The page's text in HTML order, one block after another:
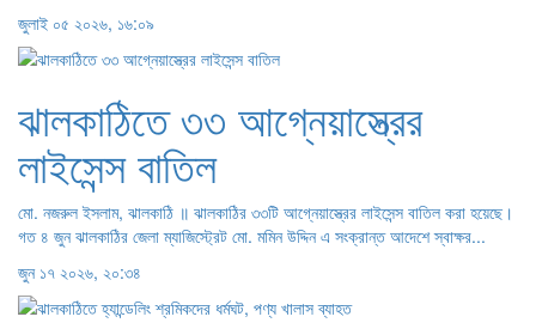
জুলাই ০৫ ২০২৬, ১৬:০৯
ঝালকাঠিতে ৩৩ আগ্নেয়াস্ত্রের
লাইসেন্স বাতিল
মো. নজরুল ইসলাম, ঝালকাঠি ॥ ঝালকাঠির ৩৩টি আগ্নেয়াস্ত্রের লাইসেন্স বাতিল করা হয়েছে।
গত ৪ জুন ঝালকাঠির জেলা ম্যাজিস্ট্রেট মো. মমিন উদ্দিন এ সংক্রান্ত আদেশে স্বাক্ষর...
জুন ১৭ ২০২৬, ২০:৩৪